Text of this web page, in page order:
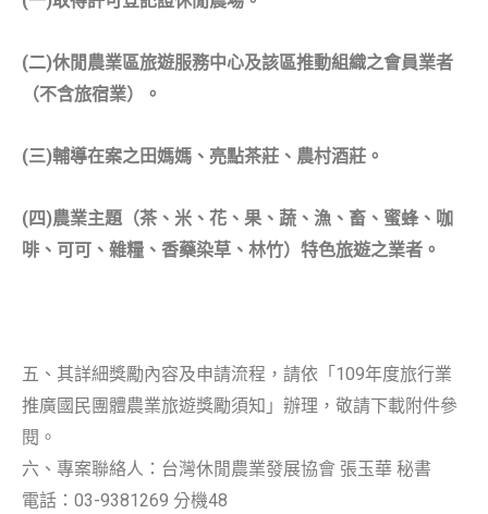
(二)休閒農業區旅遊服務中心及該區推動組織之會員業者
（不含旅宿業）。
(三)輔導在案之田媽媽、亮點茶莊、農村酒莊。
(四)農業主題（茶、米、花、果、蔬、漁、畜、蜜蜂、咖
啡、可可、雜糧、香藥染草、林竹）特色旅遊之業者。
五、其詳細獎勵內容及申請流程，請依「109年度旅行業
推廣國民團體農業旅遊獎勵須知」辦理，敬請下載附件參
閱。
六、專案聯絡人：台灣休閒農業發展協會 張玉華 秘書
電話：03-9381269 分機48